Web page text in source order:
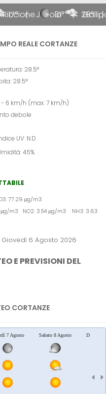
17° Jesolo 28°
Riccione 31°
REALE CORTANZE
28.5°
28.5°
- 6 km/h (max: 7 km/h)
debole
UV: N.D.
45%
77.29 μg/m3
μg/m3 NO2: 3.54 μg/m3 NH3: 3.63
6 Agosto 2026
E PREVISIONI DEL
CORTANZE
7 Agosto Sabato 8 Agosto